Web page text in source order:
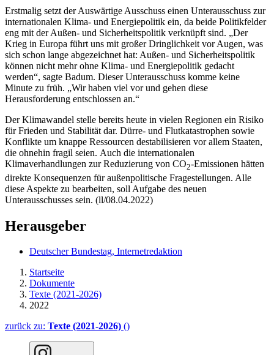
Erstmalig setzt der Auswärtige Ausschuss einen Unterausschuss zur
internationalen Klima- und Energiepolitik ein, da beide Politikfelder
eng mit der Außen- und Sicherheitspolitik verknüpft sind. „Der
Krieg in Europa führt uns mit großer Dringlichkeit vor Augen, was
sich schon lange abgezeichnet hat: Außen- und Sicherheitspolitik
können nicht mehr ohne Klima- und Energiepolitik gedacht
werden“, sagte Badum. Dieser Unterausschuss komme keine
Minute zu früh. „Wir haben viel vor und gehen diese
Herausforderung entschlossen an.“
Der Klimawandel stelle bereits heute in vielen Regionen ein Risiko
für Frieden und Stabilität dar. Dürre- und Flutkatastrophen sowie
Konflikte um knappe Ressourcen destabilisieren vor allem Staaten,
die ohnehin fragil seien. Auch die internationalen
Klimaverhandlungen zur Reduzierung von CO2-Emissionen hätten
direkte Konsequenzen für außenpolitische Fragestellungen. Alle
diese Aspekte zu bearbeiten, soll Aufgabe des neuen
Unterausschusses sein. (ll/08.04.2022)
Herausgeber
Deutscher Bundestag, Internetredaktion
Startseite
Dokumente
Texte (2021-2026)
2022
zurück zu: Texte (2021-2026) ()